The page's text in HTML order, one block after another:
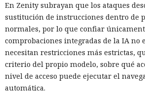
En Zenity subrayan que los ataques
sustitución de instrucciones dentro de
normales, por lo que confiar
comprobaciones integradas de la IA no
necesitan restricciones más estrictas,
criterio del propio modelo, sobre qué
nivel de acceso puede ejecutar el
automática.